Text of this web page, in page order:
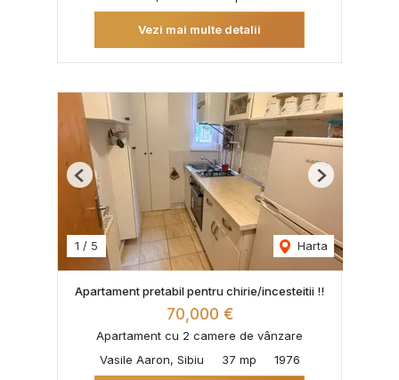
Vezi mai multe detalii
1 / 5 Harta
Previous Next
Apartament pretabil pentru chirie/incesteitii !!
70,000 €
Apartament cu 2 camere de vânzare
Vasile Aaron, Sibiu
37 mp 1976